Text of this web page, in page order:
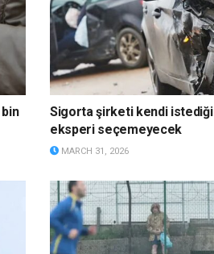
bin
Sigorta şirketi kendi istediği
eksperi seçemeyecek
MARCH 31, 2026